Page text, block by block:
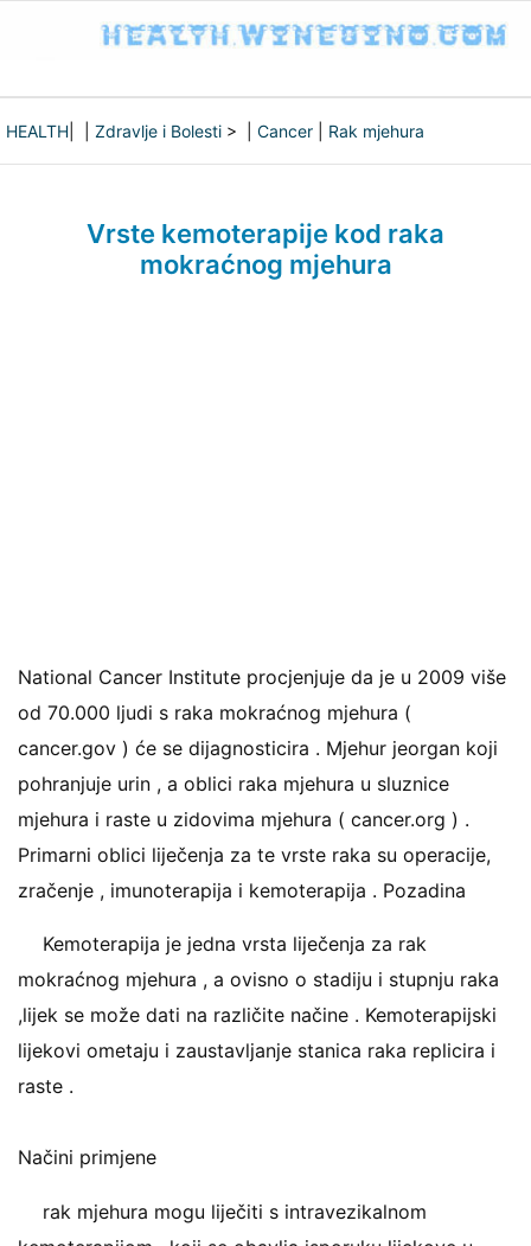
HEALTH Zdravlje i Bolesti > | Cancer Rak mjehura
Vrste kemoterapije kod raka
mokraćnog mjehura
National Cancer Institute procjenjuje da je u 2009 više
od 70.000 ljudi s raka mokraćnog mjehura (
cancer.gov ) će se dijagnosticira . Mjehur jeorgan koji
pohranjuje urin , a oblici raka mjehura u sluznice
mjehura i raste u zidovima mjehura ( cancer.org ) .
Primarni oblici liječenja za te vrste raka su operacije,
zračenje , imunoterapija i kemoterapija . Pozadina
Kemoterapija je jedna vrsta liječenja za rak
mokraćnog mjehura , a ovisno o stadiju i stupnju raka
,lijek se može dati na različite načine . Kemoterapijski
lijekovi ometaju i zaustavljanje stanica raka replicira i
raste .
Načini primjene
rak mjehura mogu liječiti s intravezikalnom